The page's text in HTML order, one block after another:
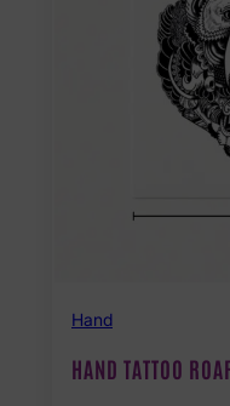
Hand
HAND TATTOO